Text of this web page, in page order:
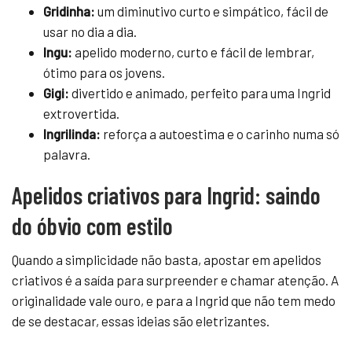
Gridinha: um diminutivo curto e simpático, fácil de
usar no dia a dia.
Ingu: apelido moderno, curto e fácil de lembrar,
ótimo para os jovens.
Gigi: divertido e animado, perfeito para uma Ingrid
extrovertida.
Ingrilinda: reforça a autoestima e o carinho numa só
palavra.
Apelidos criativos para Ingrid: saindo
do óbvio com estilo
Quando a simplicidade não basta, apostar em apelidos
criativos é a saída para surpreender e chamar atenção. A
originalidade vale ouro, e para a Ingrid que não tem medo
de se destacar, essas ideias são eletrizantes.